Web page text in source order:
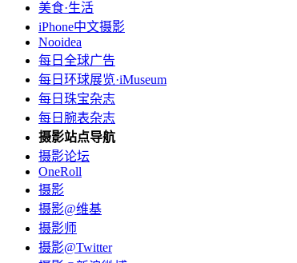
美食·生活
iPhone中文摄影
Nooidea
每日全球广告
每日环球展览·iMuseum
每日珠宝杂志
每日腕表杂志
摄影站点导航
摄影论坛
OneRoll
摄影
摄影@维基
摄影师
摄影@Twitter